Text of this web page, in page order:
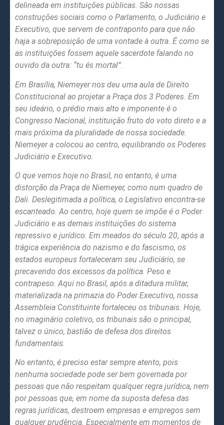
delineada em instituições públicas. São nossas
construções sociais como o Parlamento, o Judiciário e
Executivo, que servem de contraponto para que não
haja a sobreposição de uma vontade à outra. É como se
as instituições fossem aquele sacerdote falando no
ouvido da outra: “tu és mortal”.
Em Brasília, Niemeyer nos deu uma aula de Direito
Constitucional ao projetar a Praça dos 3 Poderes. Em
seu ideário, o prédio mais alto e imponente é o
Congresso Nacional, instituição fruto do voto direto e a
mais próxima da pluralidade de nossa sociedade.
Niemeyer a colocou ao centro, equilibrando os Poderes
Judiciário e Executivo.
O que vemos hoje no Brasil, no entanto, é uma
distorção da Praça de Niemeyer, como num quadro de
Dali. Deslegitimada a política, o Legislativo encontra-se
escanteado. Ao centro, hoje quem se impõe é o Poder
Judiciário e as demais instituições do sistema
repressivo e jurídico. Em meados do século 20, após a
trágica experiência do nazismo e do fascismo, os
estados europeus fortaleceram seu Judiciário, se
precavendo dos excessos da política. Peso e
contrapeso. Aqui no Brasil, após a ditadura militar,
materializada na primazia do Poder Executivo, nossa
Assembleia Constituinte fortaleceu os tribunais. Hoje,
no imaginário coletivo, os tribunais são o principal,
talvez o único, bastião de defesa dos direitos
fundamentais.
No entanto, é preciso estar sempre atento, pois
nenhuma sociedade pode ser bem governada por
pessoas que não respeitam qualquer regra jurídica, nem
por pessoas que, em nome da suposta defesa das
regras jurídicas, destroem empresas e empregos sem
qualquer prudência. Especialmente em momentos de